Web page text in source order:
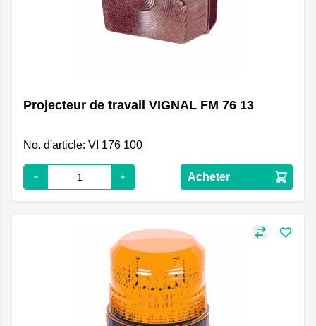
Projecteur de travail VIGNAL FM 76 13
No. d'article: VI 176 100
Acheter